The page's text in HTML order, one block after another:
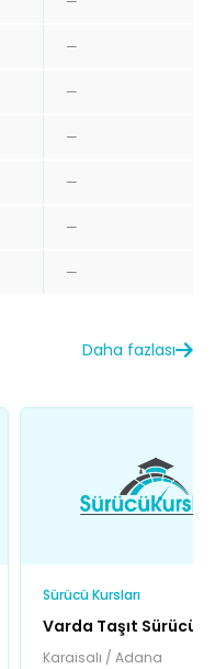
—
—
—
—
—
—
Daha fazlası
Sürücü Kursları
Varda Taşıt Sürücü
Karaisalı / Adana